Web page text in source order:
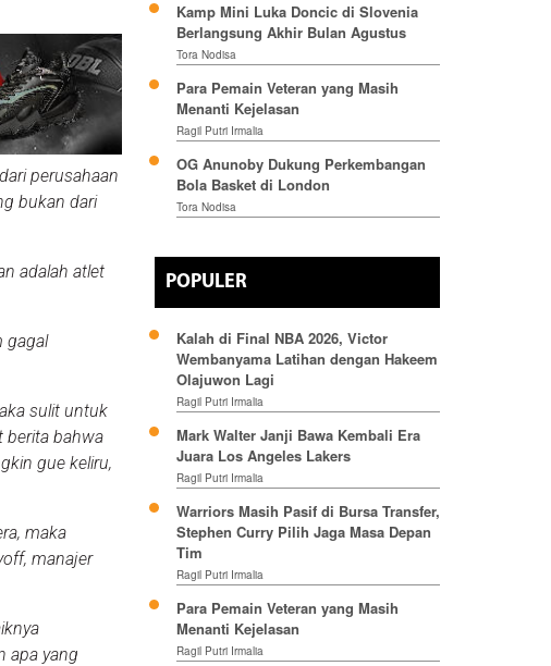
perusahaan
bukan dari
adalah atlet
gagal
sulit untuk
berita bahwa
gue keliru,
maka
manajer
apa yang
Kamp Mini Luka Doncic di Slovenia
Berlangsung Akhir Bulan Agustus
Tora Nodisa
Para Pemain Veteran yang Masih
Menanti Kejelasan
Ragil Putri Irmalia
OG Anunoby Dukung Perkembangan
Bola Basket di London
Tora Nodisa
POPULER
Kalah di Final NBA 2026, Victor
Wembanyama Latihan dengan Hakeem
Olajuwon Lagi
Ragil Putri Irmalia
Mark Walter Janji Bawa Kembali Era
Juara Los Angeles Lakers
Ragil Putri Irmalia
Warriors Masih Pasif di Bursa Transfer,
Stephen Curry Pilih Jaga Masa Depan
Tim
Ragil Putri Irmalia
Para Pemain Veteran yang Masih
Menanti Kejelasan
Ragil Putri Irmalia